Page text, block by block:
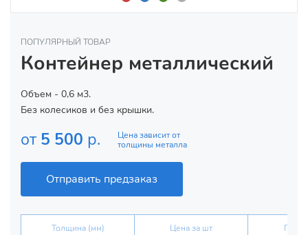
ПОПУЛЯРНЫЙ ТОВАР
Контейнер металлический
Объем - 0,6 м3.
Без колесиков и без крышки.
от5 500 р.
Цена зависит от
толщины металла
Отправить предзаказ
Толщина (мм) Цена за шт